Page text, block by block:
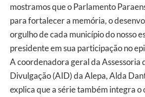
mostramos que o Parlamento
para fortalecer a memória, o
orgulho de cada município do nosso
presidente em sua participação no
A coordenadora geral da Assessoria
Divulgação (AID) da Alepa, Alda
explica que a série também integra o